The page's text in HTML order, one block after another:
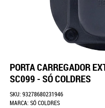
PORTA CARREGADOR
SC099 - SÓ COLDRES
SKU: 93278680231946
MARCA: SÓ COLDRES